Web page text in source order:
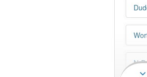
N-